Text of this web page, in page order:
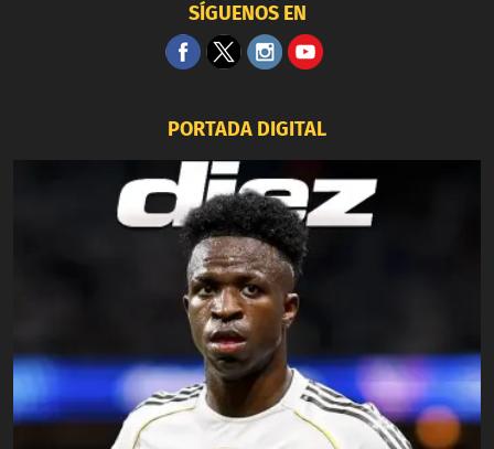
SÍGUENOS EN
PORTADA DIGITAL